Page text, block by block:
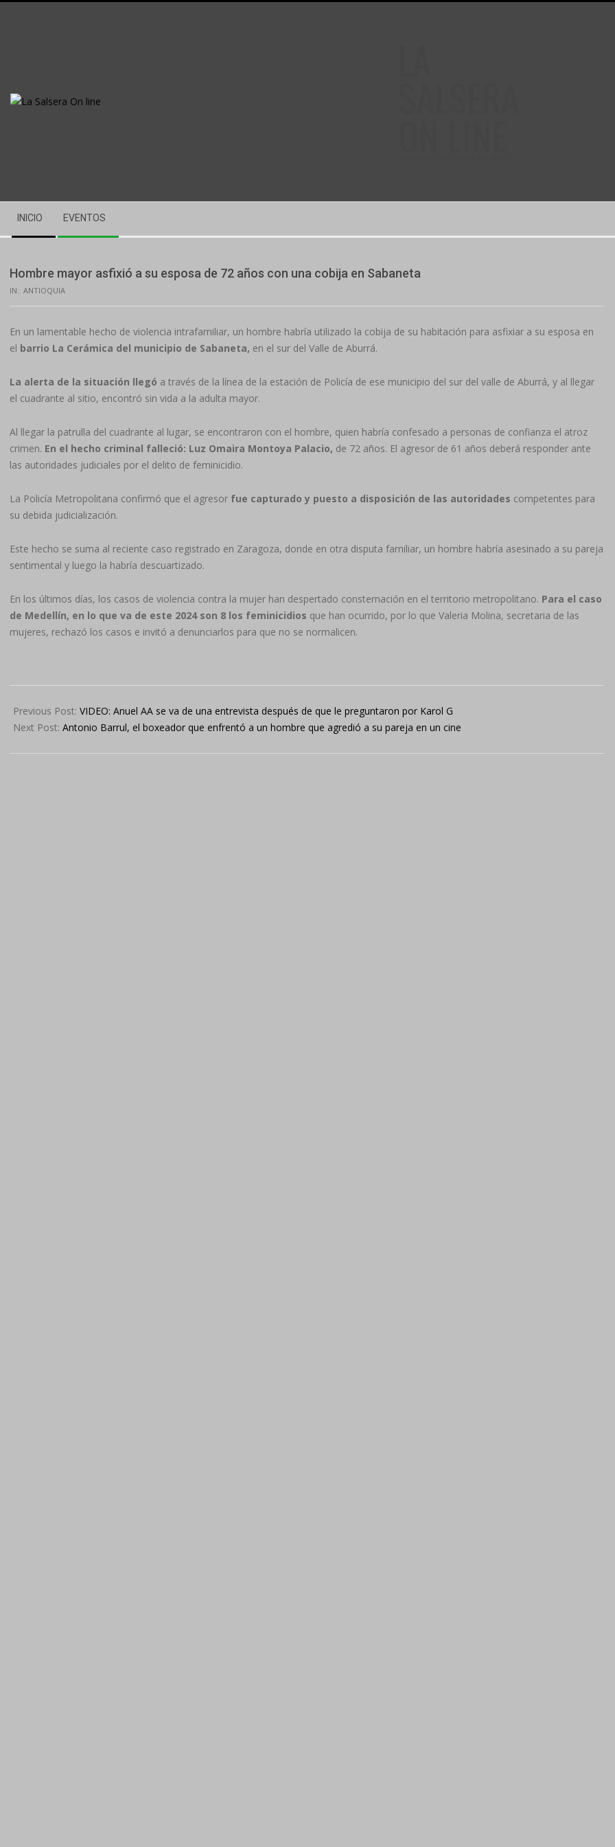
Navigation
Menu
INICIO EVENTOS
Hombre mayor asfixió a su esposa de 72 años con una cobija en Sabaneta
IN: ANTIOQUIA
En un lamentable hecho de violencia intrafamiliar, un hombre habría utilizado la cobija de su habitación para asfixiar a su esposa en
el barrio La Cerámica del municipio de Sabaneta, en el sur del Valle de Aburrá.
La alerta de la situación llegó a través de la línea de la estación de Policía de ese municipio del sur del valle de Aburrá, y al llegar
el cuadrante al sitio, encontró sin vida a la adulta mayor.
Al llegar la patrulla del cuadrante al lugar, se encontraron con el hombre, quien habría confesado a personas de confianza el atroz
crimen. En el hecho criminal falleció: Luz Omaira Montoya Palacio, de 72 años. El agresor de 61 años deberá responder ante
las autoridades judiciales por el delito de feminicidio.
La Policía Metropolitana confirmó que el agresor fue capturado y puesto a disposición de las autoridades competentes para
su debida judicialización.
Este hecho se suma al reciente caso registrado en Zaragoza, donde en otra disputa familiar, un hombre habría asesinado a su pareja
sentimental y luego la habría descuartizado.
En los últimos días, los casos de violencia contra la mujer han despertado consternación en el territorio metropolitano. Para el caso
de Medellín, en lo que va de este 2024 son 8 los feminicidios que han ocurrido, por lo que Valeria Molina, secretaria de las
mujeres, rechazó los casos e invitó a denunciarlos para que no se normalicen.
05-
07
Previous Post: VIDEO: Anuel AA se va de una entrevista después de que le preguntaron por Karol G
Next Post: Antonio Barrul, el boxeador que enfrentó a un hombre que agredió a su pareja en un cine